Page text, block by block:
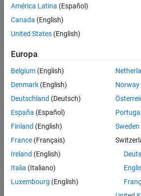
Ordenar por
Guardar
empleos
seleccionados
No se
han
traducido
todos
los
empleos.
Busque
por
ubicación
América Latina (Español)
Canada (English)
United States (English)
Europa
Belgium (English)
Denmark (English)
Deutschland (Deutsch)
España (Español)
Finland (English)
France (Français)
Ireland (English)
Italia (Italiano)
Luxembourg (English)
Norway
Portugal
Sweden